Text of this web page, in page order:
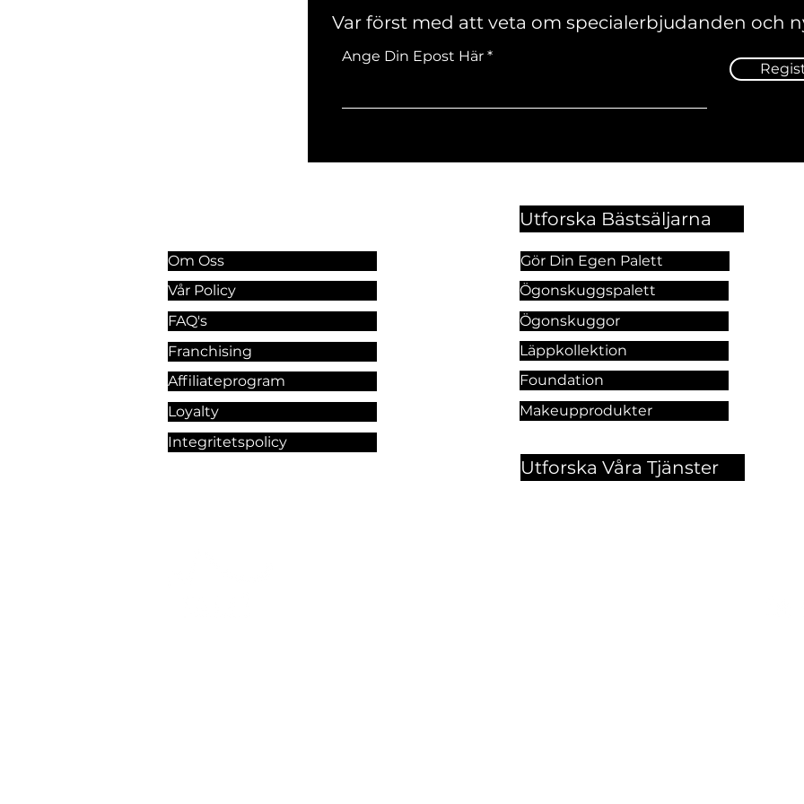
Var först med att veta om specialerbjudanden och
Ange Din Epost Här
Om Oss
Vår Policy
FAQ's
Franchising
Affiliateprogram
Loyalty
Integritetspolicy
Utforska Bästsäljarna
Gör Din Egen Palett
Ögonskuggspalett
Ögonskuggor
Läppkollektion
Foundation
Makeupprodukter
Utforska Våra Tjänster